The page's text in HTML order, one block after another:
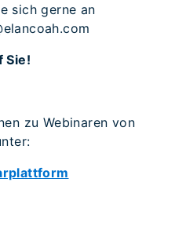
sich gerne an
Sie!
zu Webinaren von